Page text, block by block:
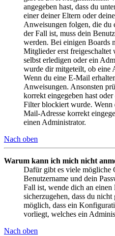
angegeben hast, dass du
einer deiner Eltern oder
Anweisungen folgen, die du
der Fall ist, muss dein
werden. Bei einigen Boards
Mitglieder erst freigeschaltet
selbst erledigen oder ein
wurde dir mitgeteilt, ob eine
Wenn du eine E-Mail
Anweisungen. Ansonsten
korrekt eingegeben hast
Filter blockiert wurde. Wenn
Mail-Adresse korrekt
einen Administrator.
Nach oben
Warum kann ich mich nicht
Dafür gibt es viele mögliche
Benutzername und dein
Fall ist, wende dich an
sicherzugehen, dass du
möglich, dass ein
vorliegt, welches ein
Nach oben